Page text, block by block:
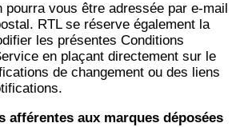
pourra vous être adressée par e-mail
RTL se réserve également la
les présentes Conditions
en plaçant directement sur le
de changement ou des liens
afférentes aux marques déposées